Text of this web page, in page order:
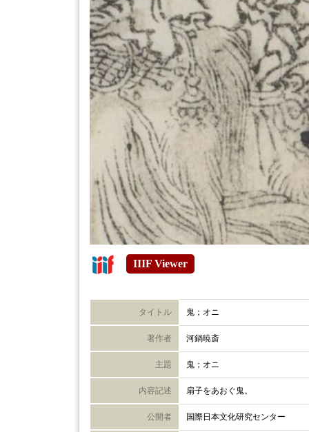
IIIF Viewer
タイトル 鬼；オニ
著作者 河鍋暁斎
主題 鬼；オニ
内容記述 扇子をあおぐ鬼。
公開者 国際日本文化研究センター